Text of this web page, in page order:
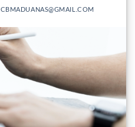
CBMADUANAS@GMAIL.COM